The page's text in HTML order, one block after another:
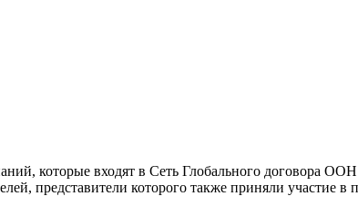
которые входят в Сеть Глобального договора ООН
представители которого также приняли участие в